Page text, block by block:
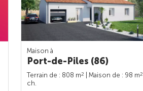
Maison à
Port-de-Piles (86)
Terrain de : 808 m2 | Maison de : 98 m2
ch.